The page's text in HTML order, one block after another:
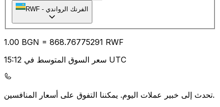
RWF - الفرنك الرواندي
1.00 BGN = 868.76775291 RWF
سعر السوق المتوسط في 15:12 UTC
تحدث إلى خبير عملات اليوم.يمكننا التفوق على أسعار المنافسين.